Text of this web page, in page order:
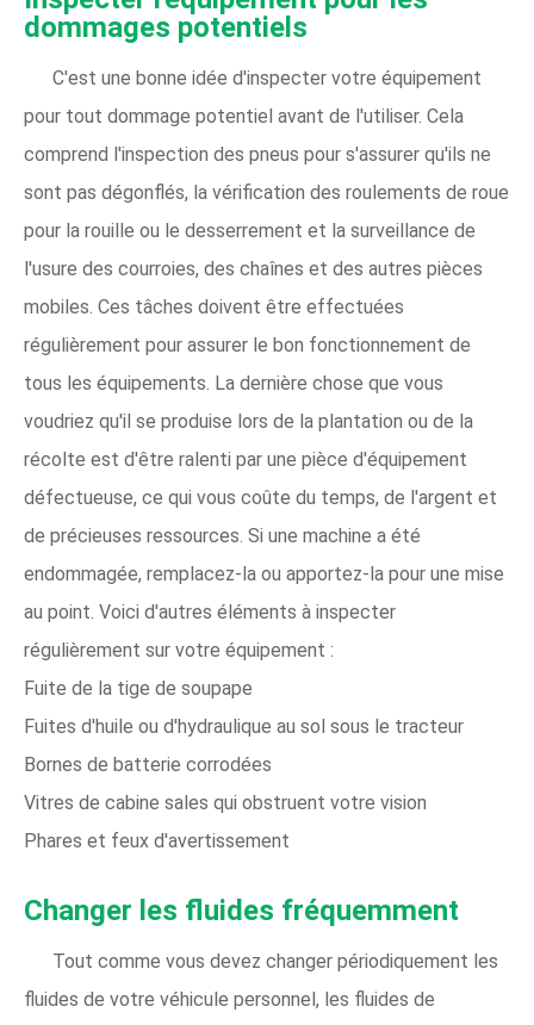
dommages potentiels
C'est une bonne idée d'inspecter votre équipement
pour tout dommage potentiel avant de l'utiliser. Cela
comprend l'inspection des pneus pour s'assurer qu'ils ne
sont pas dégonflés, la vérification des roulements de roue
pour la rouille ou le desserrement et la surveillance de
l'usure des courroies, des chaînes et des autres pièces
mobiles. Ces tâches doivent être effectuées
régulièrement pour assurer le bon fonctionnement de
tous les équipements. La dernière chose que vous
voudriez qu'il se produise lors de la plantation ou de la
récolte est d'être ralenti par une pièce d'équipement
défectueuse, ce qui vous coûte du temps, de l'argent et
de précieuses ressources. Si une machine a été
endommagée, remplacez-la ou apportez-la pour une mise
au point. Voici d'autres éléments à inspecter
régulièrement sur votre équipement :
Fuite de la tige de soupape
Fuites d'huile ou d'hydraulique au sol sous le tracteur
Bornes de batterie corrodées
Vitres de cabine sales qui obstruent votre vision
Phares et feux d'avertissement
Changer les fluides fréquemment
Tout comme vous devez changer périodiquement les
fluides de votre véhicule personnel, les fluides de